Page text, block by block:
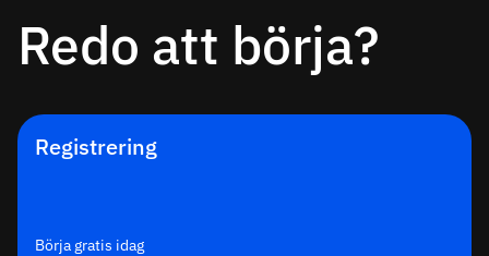
Redo att börja?
Registrering
Börja gratis idag